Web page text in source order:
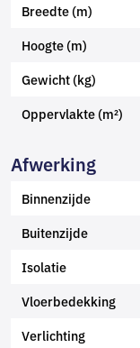
Breedte (m)
Hoogte (m)
Gewicht (kg)
Oppervlakte (m²)
Afwerking
Binnenzijde
Buitenzijde
Isolatie
Vloerbedekking
Verlichting